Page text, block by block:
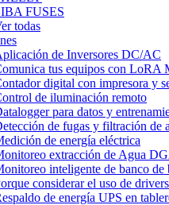
FUSES
todas
de Inversores DC/AC
tus equipos con LoRA
digital con impresora y
de iluminación remoto
para datos y
de fugas y filtración de
de energía eléctrica
extracción de Agua
inteligente de banco de
considerar el uso de
de energía UPS en